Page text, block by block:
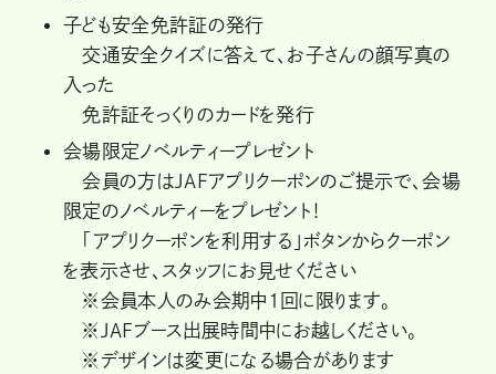
子ども安全免許証の発行
交通安全クイズに答えて、お子さんの顔写真の
入った
免許証そっくりのカードを発行
会場限定ノベルティープレゼント
会員の方はJAFアプリクーポンのご提示で、会場
限定のノベルティーをプレゼント！
「アプリクーポンを利用する」ボタンからクーポン
を表示させ、スタッフにお見せください
※会員本人のみ会期中1回に限ります。
※JAFブース出展時間中にお越しください。
※デザインは変更になる場合があります